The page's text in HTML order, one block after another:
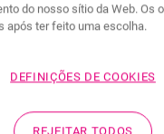
do nosso sítio da Web. Os
após ter feito uma escolha.
DEFINIÇÕES DE COOKIES
REJEITAR TODOS